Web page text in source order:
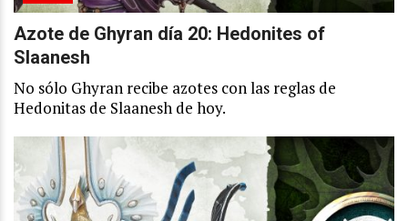
Azote de Ghyran día 20: Hedonites of
Slaanesh
No sólo Ghyran recibe azotes con las reglas de
Hedonitas de Slaanesh de hoy.